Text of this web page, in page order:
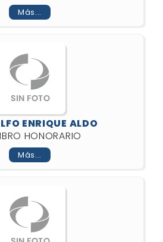
Más...
ENRIQUE ALDO
HONORARIO
Más...